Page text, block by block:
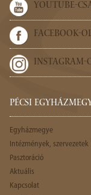
YOUTUBE-
FACEBOOK-
INSTAGRAM-
PÉCSI
Egyházmegye
Intézmények, szervezetek
Pasztoráció
Aktuális
Kapcsolat